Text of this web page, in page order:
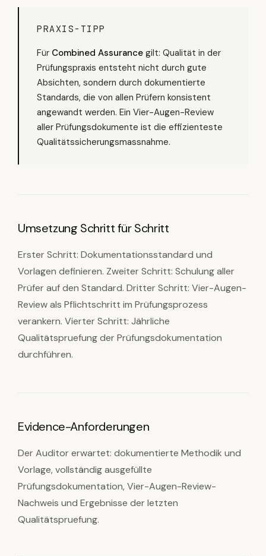
PRAXIS-TIPP
Für Combined Assurance gilt: Qualität in der
Prüfungspraxis entsteht nicht durch gute
Absichten, sondern durch dokumentierte
Standards, die von allen Prüfern konsistent
angewandt werden. Ein Vier-Augen-Review
aller Prüfungsdokumente ist die effizienteste
Qualitätssicherungsmassnahme.
Umsetzung Schritt für Schritt
Erster Schritt: Dokumentationsstandard und
Vorlagen definieren. Zweiter Schritt: Schulung aller
Prüfer auf den Standard. Dritter Schritt: Vier-Augen-
Review als Pflichtschritt im Prüfungsprozess
verankern. Vierter Schritt: Jährliche
Qualitätspruefung der Prüfungsdokumentation
durchführen.
Evidence-Anforderungen
Der Auditor erwartet: dokumentierte Methodik und
Vorlage, vollständig ausgefüllte
Prüfungsdokumentation, Vier-Augen-Review-
Nachweis und Ergebnisse der letzten
Qualitätspruefung.